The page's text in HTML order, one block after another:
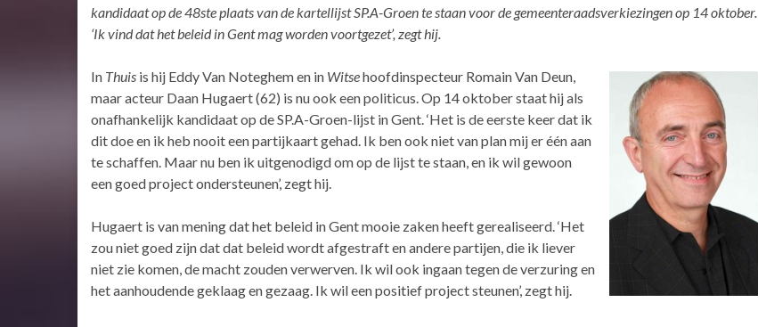
kandidaat op de 48ste plaats van de kartellijst SP.A-Groen te staan voor de gemeenteraadsverkiezingen op 14 oktober.
‘Ik vind dat het beleid in Gent mag worden voortgezet’, zegt hij.
In Thuis is hij Eddy Van Noteghem en in Witsehoofdinspecteur Romain Van Deun,
maar acteur Daan Hugaert (62) is nu ook een politicus. Op 14 oktober staat hij als
onafhankelijk kandidaat op de SP.A-Groen-lijst in Gent. ‘Het is de eerste keer dat ik
dit doe en ik heb nooit een partijkaart gehad. Ik ben ook niet van plan mij er één aan
te schaffen. Maar nu ben ik uitgenodigd om op de lijst te staan, en ik wil gewoon
een goed project ondersteunen’, zegt hij.
Hugaert is van mening dat het beleid in Gent mooie zaken heeft gerealiseerd. ‘Het
zou niet goed zijn dat dat beleid wordt afgestraft en andere partijen, die ik liever
niet zie komen, de macht zouden verwerven. Ik wil ook ingaan tegen de verzuring en
het aanhoudende geklaag en gezaag. Ik wil een positief project steunen’, zegt hij.